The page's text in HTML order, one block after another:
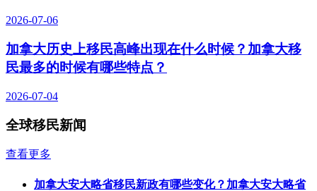
2026-07-06
加拿大历史上移民高峰出现在什么时候？加拿大移
民最多的时候有哪些特点？
2026-07-04
全球移民新闻
查看更多
加拿大安大略省移民新政有哪些变化？加拿大安大略省